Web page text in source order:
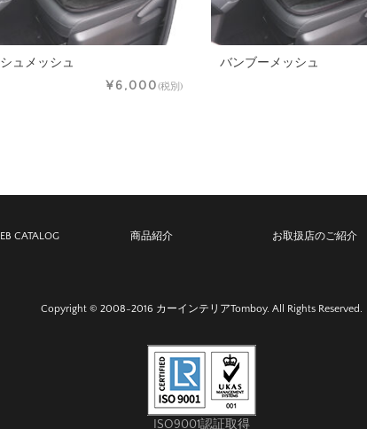
ュメッシュ
¥6,000(税別)
バンブーメッシュ
CATALOG 商品紹介 お取扱店のご紹介
Copyright © 2008-2016 カーインテリアTomboy. All Rights Reserved.
ISO9001認証取得